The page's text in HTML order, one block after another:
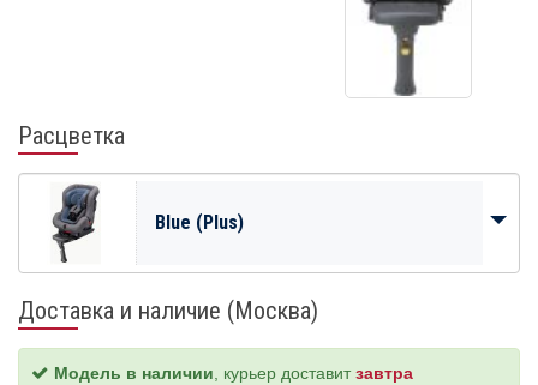
Расцветка
Blue (Plus)
Доставка и наличие (Москва)
Модель в наличии , курьер доставитзавтра